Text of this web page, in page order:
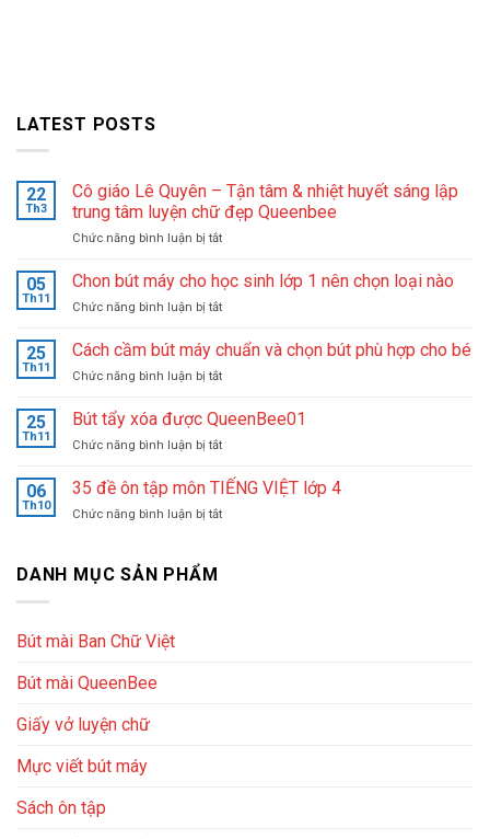
LATEST POSTS
22
Th3
Cô giáo Lê Quyên – Tận tâm & nhiệt huyết sáng lập
trung tâm luyện chữ đẹp Queenbee
Chức năng bình luận bị tắtở
giáo
Lê
Quyên
Tận
huyết
sáng
trung
tâm
luyện
05
Th11
Chon bút máy cho học sinh lớp 1 nên chọn loại nào
Chức năng bình luận bị tắtở
bút
cho
sinh
nên
chọn
loại
25
Th11
Cách cầm bút máy chuẩn và chọn bút phù hợp cho bé
Chức năng bình luận bị tắtở
cầm
máy
và
25
Th11
Bút tẩy xóa được QueenBee01
Chức năng bình luận bị tắtở
tẩy
được
06
Th10
35 đề ôn tập môn TIẾNG VIỆT lớp 4
Chức năng bình luận bị tắtở
DANH MỤC SẢN PHẨM
Bút mài Ban Chữ Việt
Bút mài QueenBee
Giấy vở luyện chữ
Mực viết bút máy
Sách ôn tập